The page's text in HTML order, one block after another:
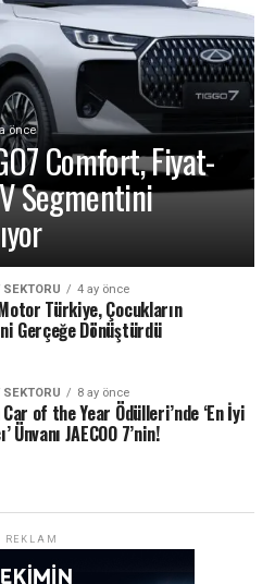
önce
Comfort, Fiyat-
Segmentini
SEKTÖRÜ 4 ay önce
Türkiye, Çocukların
Gerçeğe Dönüştürdü
SEKTÖRÜ 8 ay önce
of the Year Ödülleri’nde ‘En İyi
Ünvanı JAECOO 7’nin!
REKLAM